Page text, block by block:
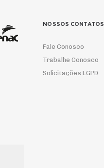
NOSSOS CONTATOS
Fale Conosco
Trabalhe Conosco
Solicitações LGPD